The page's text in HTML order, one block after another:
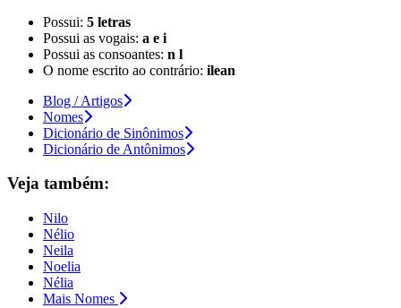
Possui: 5 letras
Possui as vogais: a e i
Possui as consoantes: n l
O nome escrito ao contrário: ilean
Blog / Artigos
Nomes
Dicionário de Sinônimos
Dicionário de Antônimos
Veja também:
Nilo
Nélio
Neila
Noelia
Nélia
Mais Nomes